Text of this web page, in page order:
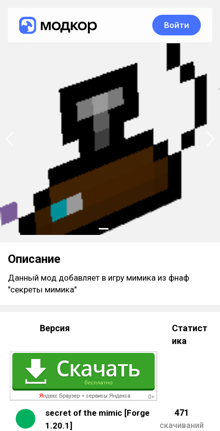
Войти
Описание
Данный мод добавляет в игру мимика из фнаф
"секреты мимика"
Версия
Статист
ика
secret of the mimic [Forge
1.20.1]
471
скачиваний